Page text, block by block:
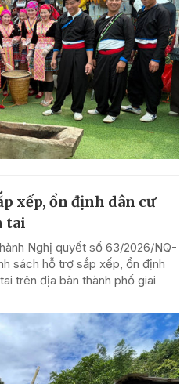
xếp, ổn định dân cư
tai
Nghị quyết số 63/2026/NQ-
sách hỗ trợ sắp xếp, ổn định
trên địa bàn thành phố giai